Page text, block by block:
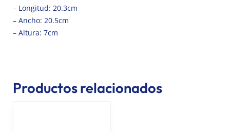
– Longitud: 20.3cm
– Ancho: 20.5cm
– Altura: 7cm
Productos relacionados